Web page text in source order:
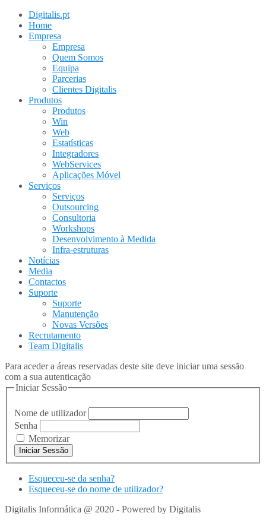
Digitalis.pt
Home
Empresa
Empresa
Quem Somos
Equipa
Parcerias
Clientes Digitalis
Produtos
Produtos
Win
Web
Estatísticas
Integradores
WebServices
Aplicações Móvel
Serviços
Serviços
Outsourcing
Consultoria
Workshops
Desenvolvimento à Medida
Infra-estruturas
Notícias
Media
Contactos
Suporte
Suporte
Manutenção
Novas Versões
Recrutamento
Team Digitalis
Para aceder a áreas reservadas deste site deve iniciar uma sessão
com a sua autenticação
Iniciar Sessão
Nome de utilizador
Senha
Memorizar
Esqueceu-se da senha?
Esqueceu-se do nome de utilizador?
Digitalis Informática @ 2020 - Powered by Digitalis